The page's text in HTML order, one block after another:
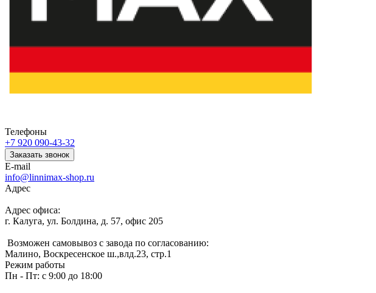
Телефоны
+7 920 090-43-32
Заказать звонок
E-mail
info@linnimax-shop.ru
Адрес
Адрес офиса:
г. Калуга, ул. Болдина, д. 57, офис 205
Возможен самовывоз с завода по согласованию:
Малино, Воскресенское ш.,влд.23, стр.1
Режим работы
Пн - Пт: с 9:00 до 18:00